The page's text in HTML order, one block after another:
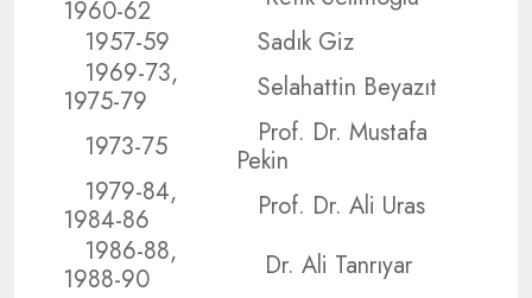
1960-62
1957-59
Sadık Giz
1969-73,
1975-79
Selahattin Beyazıt
1973-75
Prof. Dr. Mustafa
Pekin
1979-84,
1984-86
Prof. Dr. Ali Uras
1986-88,
1988-90
Dr. Ali Tanrıyar